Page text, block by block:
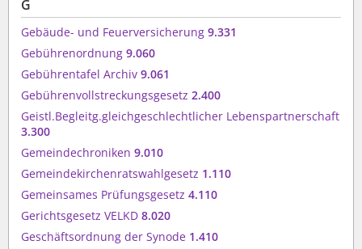
G
Gebäude- und Feuerversicherung 9.331
Gebührenordnung 9.060
Gebührentafel Archiv 9.061
Gebührenvollstreckungsgesetz 2.400
Geistl.Begleitg.gleichgeschlechtlicher Lebenspartnerschaft
3.300
Gemeindechroniken 9.010
Gemeindekirchenratswahlgesetz 1.110
Gemeinsames Prüfungsgesetz 4.110
Gerichtsgesetz VELKD 8.020
Geschäftsordnung der Synode 1.410